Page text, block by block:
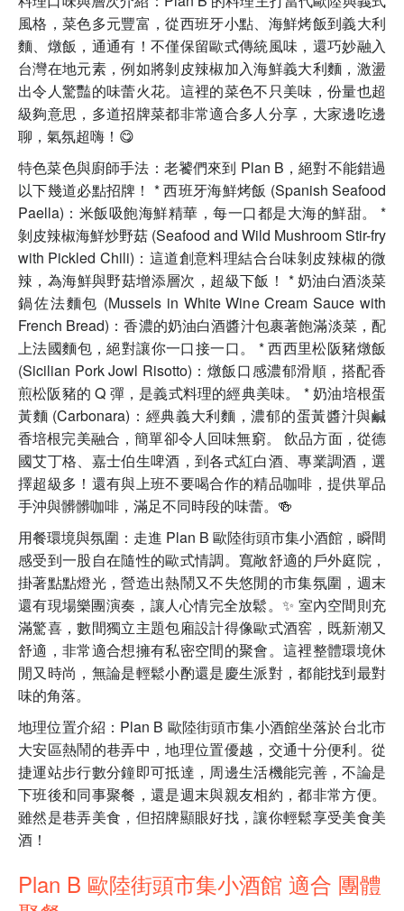
風格，菜色多元豐富，從西班牙小點、海鮮烤飯到義大利
麵、燉飯，通通有！不僅保留歐式傳統風味，還巧妙融入
台灣在地元素，例如將剝皮辣椒加入海鮮義大利麵，激盪
出令人驚豔的味蕾火花。這裡的菜色不只美味，份量也超
級夠意思，多道招牌菜都非常適合多人分享，大家邊吃邊
聊，氣氛超嗨！😋
特色菜色與廚師手法：老饕們來到 Plan B，絕對不能錯過
以下幾道必點招牌！ * 西班牙海鮮烤飯 (Spanish Seafood
Paella)：米飯吸飽海鮮精華，每一口都是大海的鮮甜。 *
剝皮辣椒海鮮炒野菇 (Seafood and Wild Mushroom Stir-fry
with Pickled Chili)：這道創意料理結合台味剝皮辣椒的微
辣，為海鮮與野菇增添層次，超級下飯！ * 奶油白酒淡菜
鍋佐法麵包 (Mussels in White Wine Cream Sauce with
French Bread)：香濃的奶油白酒醬汁包裹著飽滿淡菜，配
上法國麵包，絕對讓你一口接一口。 * 西西里松阪豬燉飯
(Sicilian Pork Jowl Risotto)：燉飯口感濃郁滑順，搭配香
煎松阪豬的 Q 彈，是義式料理的經典美味。 * 奶油培根蛋
黃麵 (Carbonara)：經典義大利麵，濃郁的蛋黃醬汁與鹹
香培根完美融合，簡單卻令人回味無窮。 飲品方面，從德
國艾丁格、嘉士伯生啤酒，到各式紅白酒、專業調酒，選
擇超級多！還有與上班不要喝合作的精品咖啡，提供單品
手沖與髒髒咖啡，滿足不同時段的味蕾。🍻
用餐環境與氛圍：走進 Plan B 歐陸街頭市集小酒館，瞬間
感受到一股自在隨性的歐式情調。寬敞舒適的戶外庭院，
掛著點點燈光，營造出熱鬧又不失悠閒的市集氛圍，週末
還有現場樂團演奏，讓人心情完全放鬆。✨ 室內空間則充
滿驚喜，數間獨立主題包廂設計得像歐式酒窖，既新潮又
舒適，非常適合想擁有私密空間的聚會。這裡整體環境休
閒又時尚，無論是輕鬆小酌還是慶生派對，都能找到最對
味的角落。
地理位置介紹：Plan B 歐陸街頭市集小酒館坐落於台北市
大安區熱鬧的巷弄中，地理位置優越，交通十分便利。從
捷運站步行數分鐘即可抵達，周邊生活機能完善，不論是
下班後和同事聚餐，還是週末與親友相約，都非常方便。
雖然是巷弄美食，但招牌顯眼好找，讓你輕鬆享受美食美
酒！
Plan B 歐陸街頭市集小酒館 適合 團體